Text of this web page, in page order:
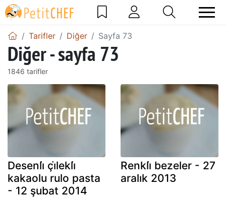
Tarifler Diğer Sayfa 73
Diğer - sayfa 73
1846 tarifler
Desenli̇ çi̇lekli̇
kakaolu rulo pasta
- 12 şubat 2014
Renkli̇ bezeler - 27
aralık 2013